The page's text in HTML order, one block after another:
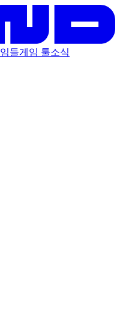
들게임 툴소식